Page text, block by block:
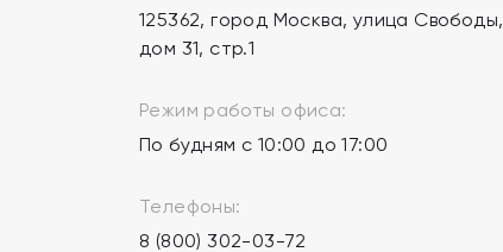
125362, город Москва, улица Свободы,
дом 31, стр.1
Режим работы офиса:
По будням с 10:00 до 17:00
Телефоны:
8 (800) 302-03-72